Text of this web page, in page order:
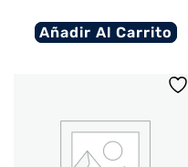
Añadir Al Carrito